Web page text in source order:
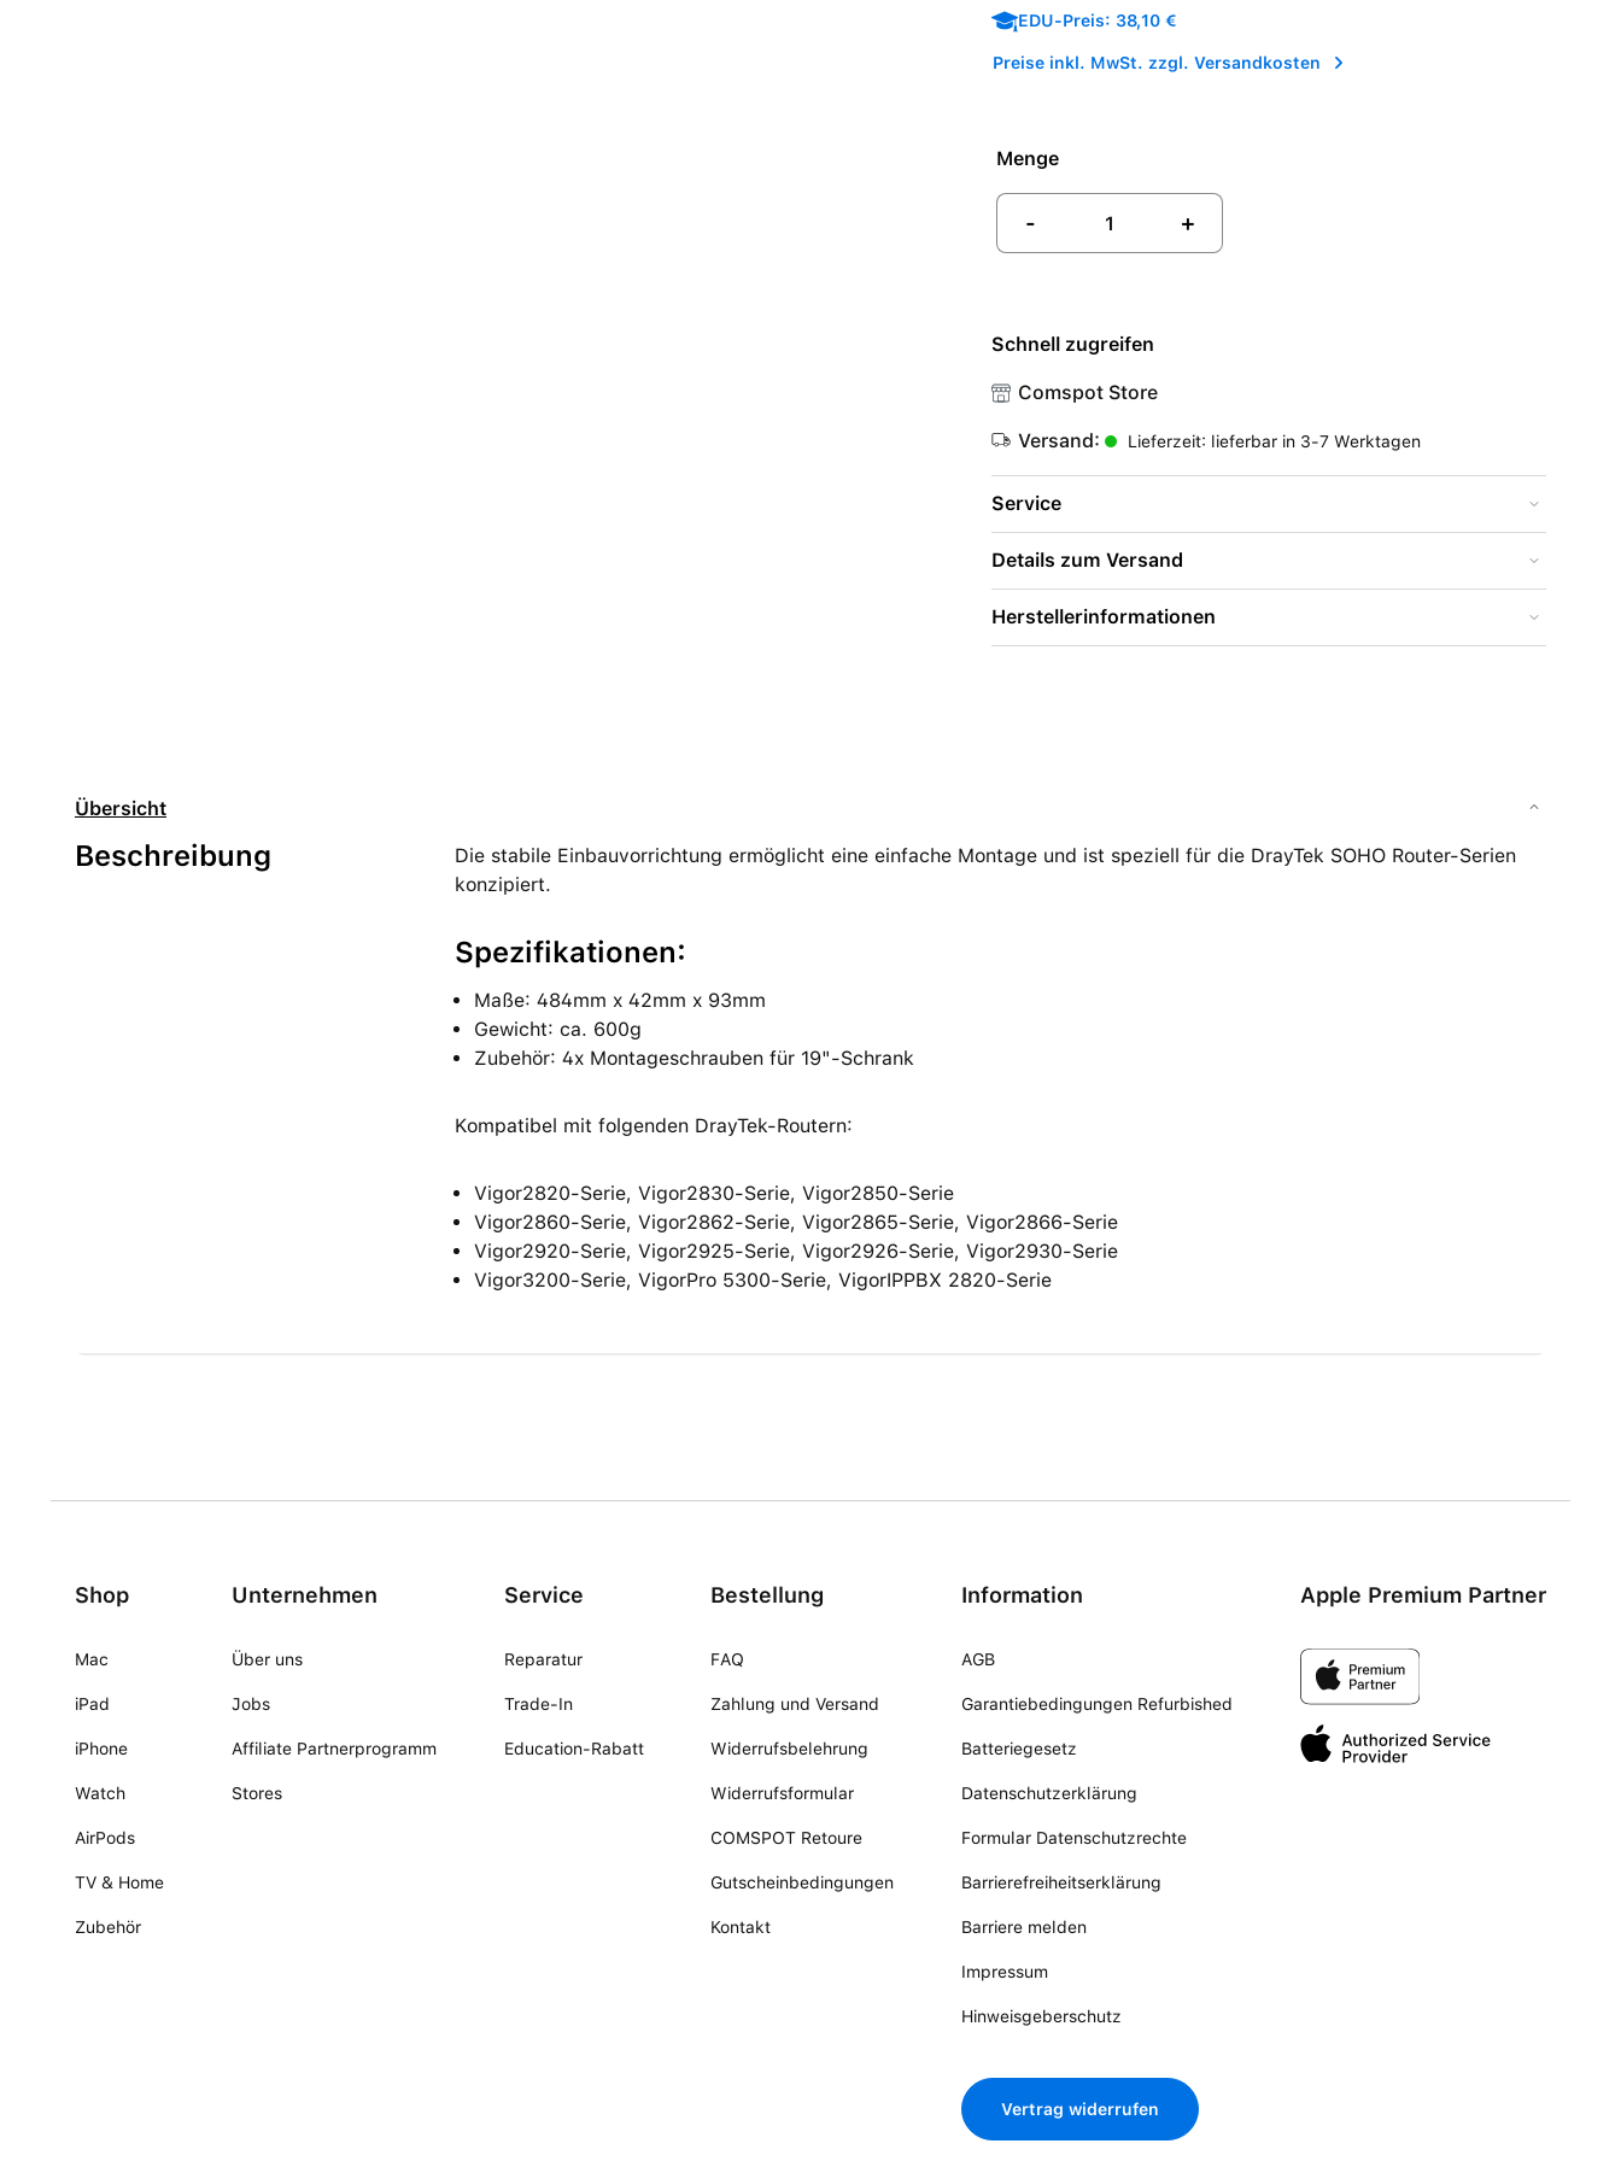
EDU-Preis: 38,10 €
Preise inkl. MwSt. zzgl. Versandkosten
Menge
- +
Schnell zugreifen
Comspot Store
Versand: Lieferzeit: lieferbar in 3-7 Werktagen
Service
Details zum Versand
Herstellerinformationen
Übersicht
Beschreibung
Die stabile Einbauvorrichtung ermöglicht eine einfache Montage und ist speziell für die DrayTek SOHO Router-Serien
konzipiert.
Spezifikationen:
Maße: 484mm x 42mm x 93mm
Gewicht: ca. 600g
Zubehör: 4x Montageschrauben für 19"-Schrank
Kompatibel mit folgenden DrayTek-Routern:
Vigor2820-Serie, Vigor2830-Serie, Vigor2850-Serie
Vigor2860-Serie, Vigor2862-Serie, Vigor2865-Serie, Vigor2866-Serie
Vigor2920-Serie, Vigor2925-Serie, Vigor2926-Serie, Vigor2930-Serie
Vigor3200-Serie, VigorPro 5300-Serie, VigorIPPBX 2820-Serie
Shop
Mac
iPad
iPhone
Watch
AirPods
TV & Home
Zubehör
Unternehmen
Über uns
Jobs
Affiliate Partnerprogramm
Stores
Service
Reparatur
Trade-In
Education-Rabatt
Bestellung
FAQ
Zahlung und Versand
Widerrufsbelehrung
Widerrufsformular
COMSPOT Retoure
Gutscheinbedingungen
Kontakt
Information
AGB
Garantiebedingungen Refurbished
Batteriegesetz
Datenschutzerklärung
Formular Datenschutzrechte
Barrierefreiheitserklärung
Barriere melden
Impressum
Hinweisgeberschutz
Vertrag widerrufen
Apple Premium Partner